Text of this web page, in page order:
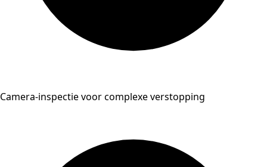
Camera-inspectie voor complexe verstopping